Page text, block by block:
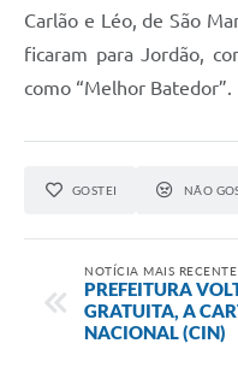
Carlão e Léo, de São
ficaram para Jordão,
como “Melhor Batedor”.
GOSTEI NÃO
NOTÍCIA MAIS RECENTE
PREFEITURA
GRATUITA, A
NACIONAL (CIN)